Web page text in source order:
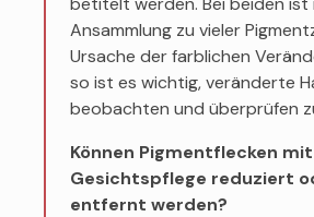
Ansammlung zu vieler
Ursache der farblichen
so ist es wichtig, veränderte
beobachten und überprüfen
Können Pigmentflecken
Gesichtspflege reduziert
entfernt werden?